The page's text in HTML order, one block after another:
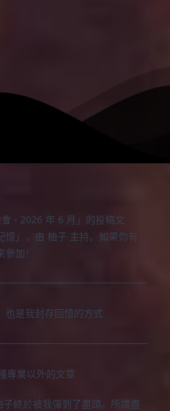
- 2026 年 6 月 」的投稿文
憶 」，由 柚子 主持。如果你有
加！
也是我封存回憶的方式
專業以外的文章
終於被我彈到了盡頭。所謂盡